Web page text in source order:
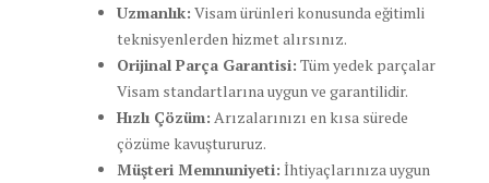
Uzmanlık: Visam ürünleri konusunda eğitimli
teknisyenlerden hizmet alırsınız.
Orijinal Parça Garantisi: Tüm yedek parçalar
Visam standartlarına uygun ve garantilidir.
Hızlı Çözüm: Arızalarınızı en kısa sürede
çözüme kavuştururuz.
Müşteri Memnuniyeti: İhtiyaçlarınıza uygun